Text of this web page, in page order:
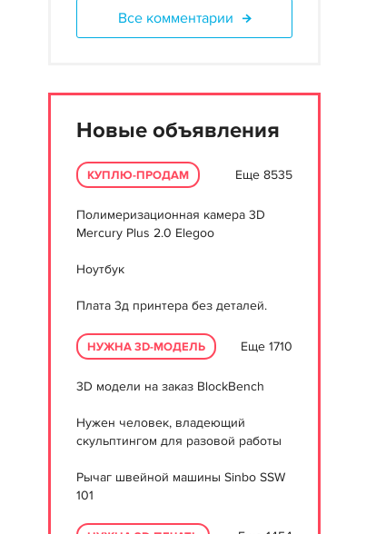
Все комментарии
Новые объявления
КУПЛЮ-ПРОДАМ Еще 8535
Полимеризационная камера 3D
Mercury Plus 2.0 Elegoo
Ноутбук
Плата 3д принтера без деталей.
НУЖНА 3D-МОДЕЛЬ Еще 1710
3D модели на заказ BlockBench
Нужен человек, владеющий
скульптингом для разовой работы
Рычаг швейной машины Sinbo SSW
101